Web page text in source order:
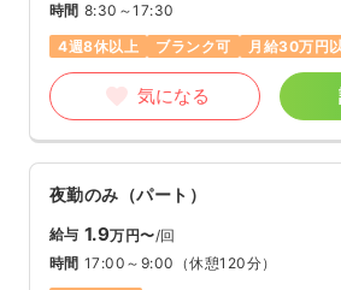
時間 8:30～17:30
4週8休以上
ブランク可 月給30万円
気になる
夜勤のみ（パート）
給与 1.9万円〜/回
時間 17:00～9:00 （休憩120分）